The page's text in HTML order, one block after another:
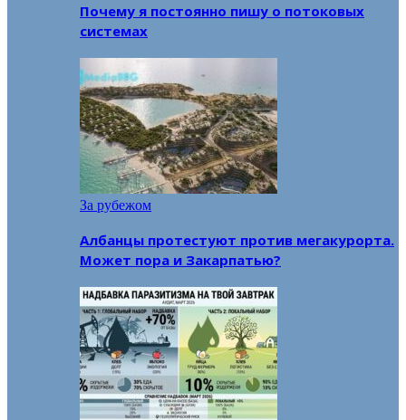
Почему я постоянно пишу о потоковых
системах
За рубежом
Албанцы протестуют против мегакурорта.
Может пора и Закарпатью?